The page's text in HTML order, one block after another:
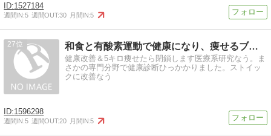
1527184
週間IN:5 週間OUT:30 月間IN:5
27 和食と有酸素運動で健康になり、痩せるブログ
健康改善＆5キロ痩せたら閉鎖します医療系研究なう。ま
さかの専門分野で健康診断ひっかかりました。ストイッ
クに改善なう
1596298
週間IN:5 週間OUT:20 月間IN:5